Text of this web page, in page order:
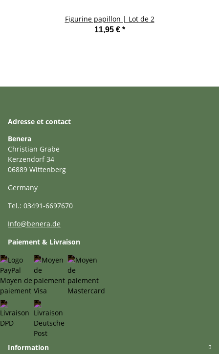
Figurine papillon | Lot de 2
11,95 € *
Adresse et contact
Benera
Christian Grabe
Kerzendorf 34
06889 Wittenberg
Germany
Tel.: 03491-6697670
Info@benera.de
Paiement & Livraison
Information